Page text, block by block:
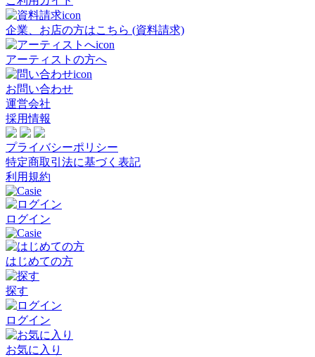
企業、お店の方はこちら (資料請求)
アーティストの方へ
お問い合わせ
運営会社
採用情報
プライバシーポリシー
特定商取引法に基づく表記
利用規約
ログイン
はじめての方
探す
ログイン
お気に入り